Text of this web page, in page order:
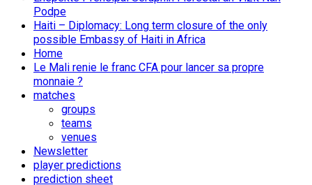
Podpe
Haiti – Diplomacy: Long term closure of the only
possible Embassy of Haiti in Africa
Home
Le Mali renie le franc CFA pour lancer sa propre
monnaie ?
matches
groups
teams
venues
Newsletter
player predictions
prediction sheet